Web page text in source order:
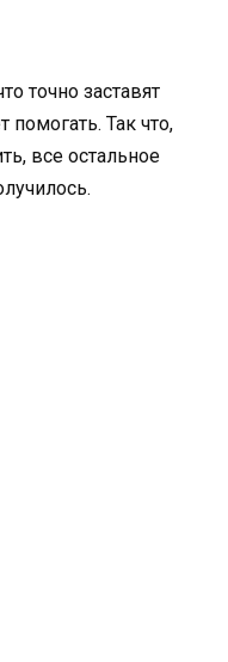
точно заставят
Так что,
все остальное